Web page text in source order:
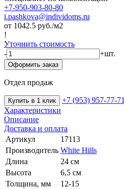
+7-950-903-80-80
i.pashkova@individoms.ru
от 1042.5 руб./м2
!
Уточнить стоимость
-
+шт.
Оформить заказ
Отдел продаж
Купить в 1 клик +7 (953) 957-77-71
Характеристики
Описание
Доставка и оплата
Артикул
17113
Производитель White Hills
Длина
24 см
Высота
6,5 см
Толщина, мм
12-15